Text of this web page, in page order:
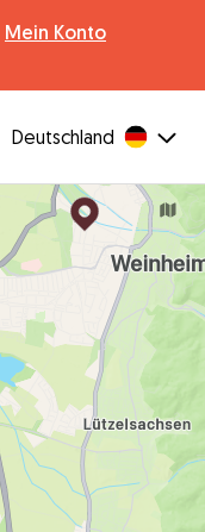
Mein Konto
Deutschland